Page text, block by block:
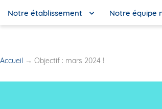
Notre établissement Notre équipe
Accueil → Objectif : mars 2024 !